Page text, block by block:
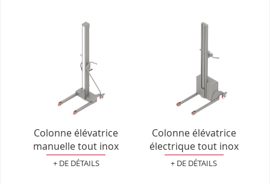
Colonne élévatrice
manuelle tout inox
+ DE DÉTAILS
Colonne élévatrice
électrique tout inox
+ DE DÉTAILS